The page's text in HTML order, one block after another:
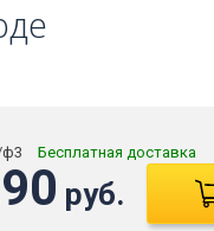
ф3 Бесплатная доставка
руб.